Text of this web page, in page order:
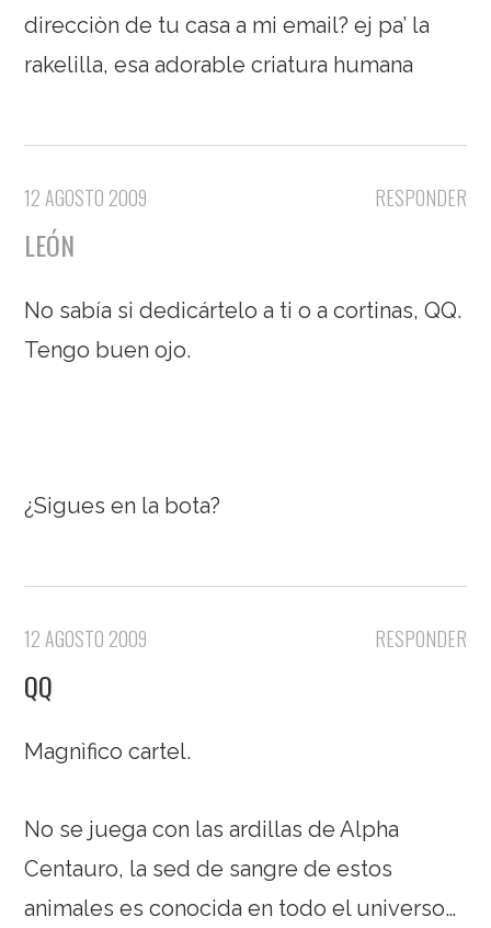
direcciòn de tu casa a mi email? ej pa’ la
rakelilla, esa adorable criatura humana
RESPONDER
12 AGOSTO 2009
LEÓN
No sabía si dedicártelo a ti o a cortinas, QQ.
Tengo buen ojo.
¿Sigues en la bota?
RESPONDER
12 AGOSTO 2009
QQ
Magnìfico cartel.
No se juega con las ardillas de Alpha
Centauro, la sed de sangre de estos
animales es conocida en todo el universo…